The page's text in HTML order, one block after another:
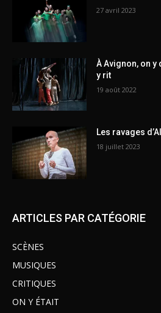
27 avril 2023
À Avignon, on y
y rit
19 août 2022
Les ravages
18 juillet 2023
ARTICLES PAR CATÉGORIE
SCÈNES
MUSIQUES
CRITIQUES
ON Y ÉTAIT